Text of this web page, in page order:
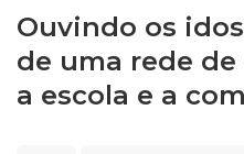
Statistics
Ouvindo os
de uma rede
a escola e a